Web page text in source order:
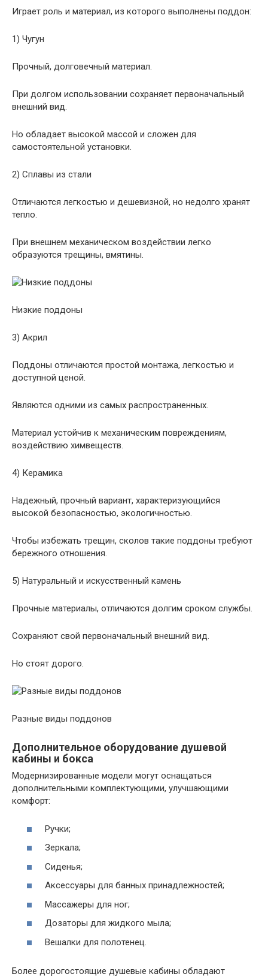
Играет роль и материал, из которого выполнены поддон:
1) Чугун
Прочный, долговечный материал.
При долгом использовании сохраняет первоначальный
внешний вид.
Но обладает высокой массой и сложен для
самостоятельной установки.
2) Сплавы из стали
Отличаются легкостью и дешевизной, но недолго хранят
тепло.
При внешнем механическом воздействии легко
образуются трещины, вмятины.
Низкие поддоны
3) Акрил
Поддоны отличаются простой монтажа, легкостью и
доступной ценой.
Являются одними из самых распространенных.
Материал устойчив к механическим повреждениям,
воздействию химвеществ.
4) Керамика
Надежный, прочный вариант, характеризующийся
высокой безопасностью, экологичностью.
Чтобы избежать трещин, сколов такие поддоны требуют
бережного отношения.
5) Натуральный и искусственный камень
Прочные материалы, отличаются долгим сроком службы.
Сохраняют свой первоначальный внешний вид.
Но стоят дорого.
Разные виды поддонов
Дополнительное оборудование душевой
кабины и бокса
Модернизированные модели могут оснащаться
дополнительными комплектующими, улучшающими
комфорт:
Ручки;
Зеркала;
Сиденья;
Аксессуары для банных принадлежностей;
Массажеры для ног;
Дозаторы для жидкого мыла;
Вешалки для полотенец.
Более дорогостоящие душевые кабины обладают